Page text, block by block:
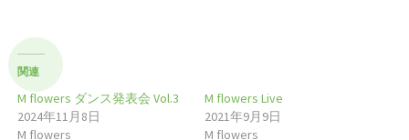
関連
M flowers ダンス発表会 Vol.3
2024年11月8日
M flowers
M flowers Live
2021年9月9日
M flowers